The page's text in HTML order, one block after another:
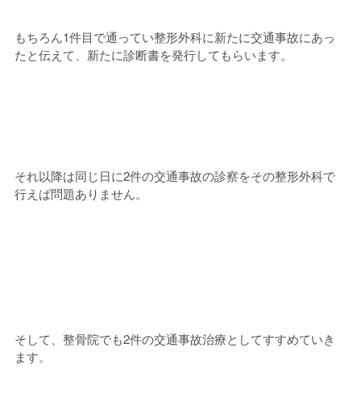
もちろん1件目で通ってい整形外科に新たに交通事故にあっ
たと伝えて、新たに診断書を発行してもらいます。
それ以降は同じ日に2件の交通事故の診察をその整形外科で
行えば問題ありません。
そして、整骨院でも2件の交通事故治療としてすすめていき
ます。